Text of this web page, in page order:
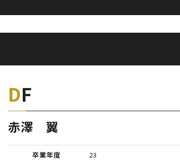
DF
赤澤 翼
卒業年度
23